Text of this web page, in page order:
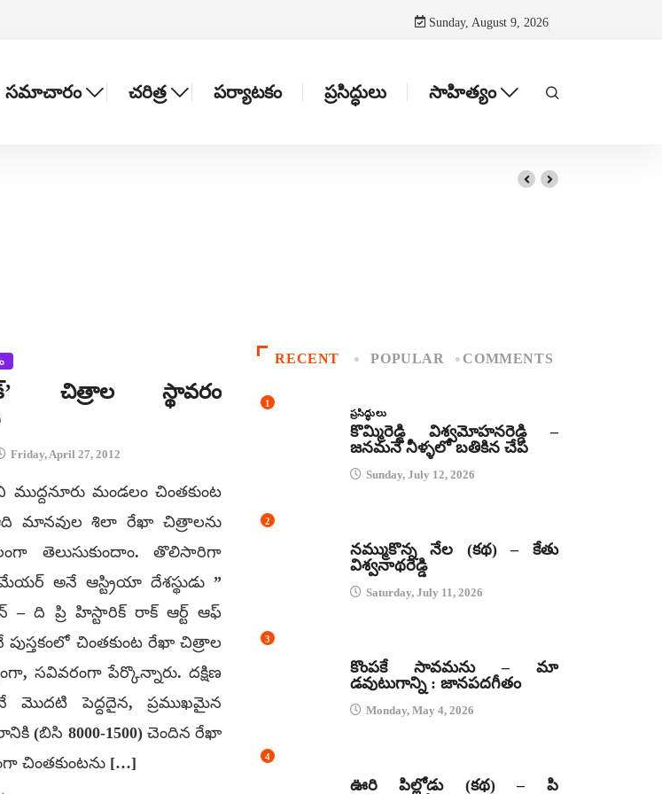
Sunday, August 9, 2026
సమాచారం చరిత్ర పర్యాటకం ప్రసిద్ధులు సాహిత్యం
చిత్రాల స్థావరం
Friday, April 27, 2012
మండలం చింతకుంట
మానవుల శిలా రేఖా చిత్రాలను
తెలుసుకుందాం. తొలిసారిగా
అనే ఆస్ట్రియా దేశస్థుడు ”
– ది ప్రి హిస్టారిక్‌ రాక్‌ ఆర్ట్‌ ఆఫ్‌
చింతకుంట రేఖా చిత్రాల
సవివరంగా పేర్కొన్నారు. దక్షిణ
మొదటి పెద్దదైన, ప్రముఖమైన
(బిసి 8000-1500) చెందిన రేఖా
చింతకుంటను […]
RECENT POPULAR COMMENTS
1
ప్రసిద్ధులు
కొమ్మిరెడ్డి విశ్వమోహనరెడ్డి –
జనమనే నీళ్ళలో బతికిన చేప
Sunday, July 12, 2026
2
నమ్ముకొన్న నేల (కథ) – కేతు
విశ్వనాథరెడ్డి
Saturday, July 11, 2026
3
కొంపకే సావమను – మా
డవుటుగాన్ని : జానపదగీతం
Monday, May 4, 2026
4
ఊరి పిల్లోడు (కథ) – పి